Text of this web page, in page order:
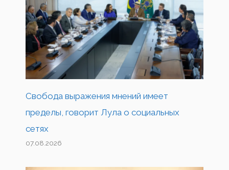
Свобода выражения мнений имеет
пределы, говорит Лула о социальных
сетях
07.08.2026